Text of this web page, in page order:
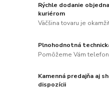
Rýchle dodanie
kuriérom
Väčšina tovaru je
Plnohodnotná
Pomôžeme Vám
Kamenná predajňa aj
dispozícii